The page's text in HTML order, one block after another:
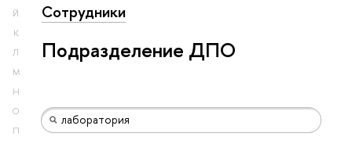
Й
К
Л
М
Н
О
П
Сотрудники
Подразделение ДПО